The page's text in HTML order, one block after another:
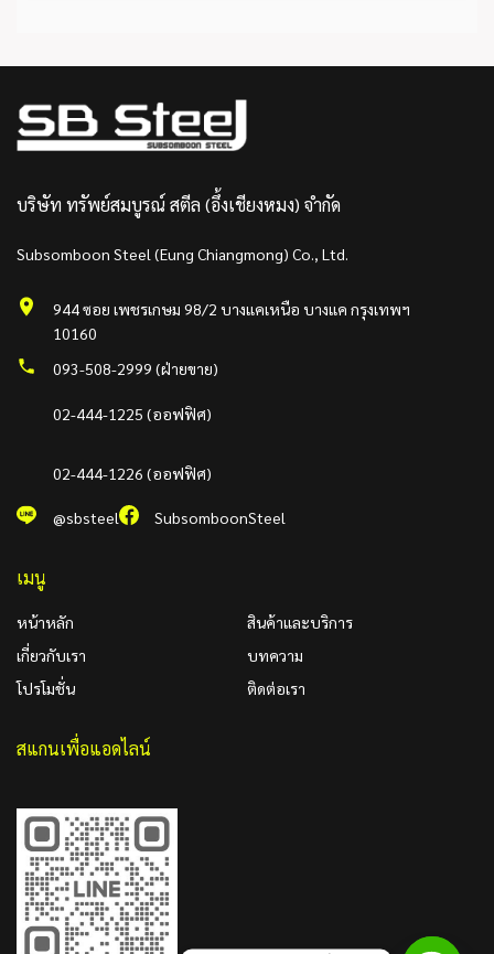
บริษัท ทรัพย์สมบูรณ์ สตีล (อึ้งเชียงหมง) จำกัด
Subsomboon Steel (Eung Chiangmong) Co., Ltd.
944 ซอย เพชรเกษม 98/2 บางแคเหนือ บางแค กรุงเทพฯ
10160
093-508-2999 (ฝ่ายขาย)
02-444-1225 (ออฟฟิศ)
02-444-1226 (ออฟฟิศ)
@sbsteel SubsomboonSteel
เมนู
หน้าหลัก
เกี่ยวกับเรา
โปรโมชั่น
สินค้าและบริการ
บทความ
ติดต่อเรา
สแกนเพื่อแอดไลน์